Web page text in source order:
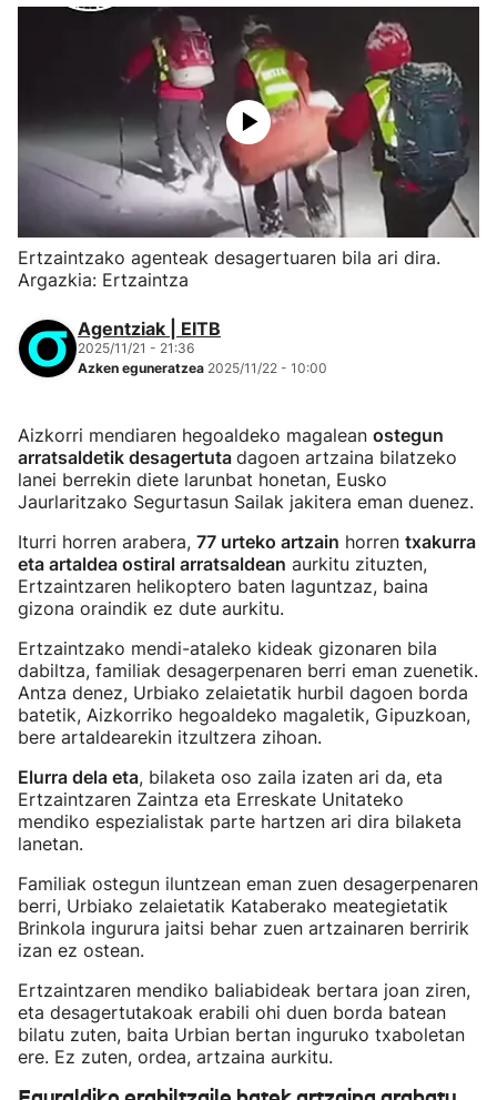
Ertzaintzako agenteak desagertuaren bila ari dira.
Argazkia: Ertzaintza
Agentziak | EITB
2025/11/21 - 21:36
Azken eguneratzea 2025/11/22 - 10:00
Aizkorri mendiaren hegoaldeko magalean ostegun
arratsaldetik desagertuta dagoen artzaina bilatzeko
lanei berrekin diete larunbat honetan, Eusko
Jaurlaritzako Segurtasun Sailak jakitera eman duenez.
Iturri horren arabera, 77 urteko artzain horren txakurra
eta artaldea ostiral arratsaldean aurkitu zituzten,
Ertzaintzaren helikoptero baten laguntzaz, baina
gizona oraindik ez dute aurkitu.
Ertzaintzako mendi-ataleko kideak gizonaren bila
dabiltza, familiak desagerpenaren berri eman zuenetik.
Antza denez, Urbiako zelaietatik hurbil dagoen borda
batetik, Aizkorriko hegoaldeko magaletik, Gipuzkoan,
bere artaldearekin itzultzera zihoan.
Elurra dela eta, bilaketa oso zaila izaten ari da, eta
Ertzaintzaren Zaintza eta Erreskate Unitateko
mendiko espezialistak parte hartzen ari dira bilaketa
lanetan.
Familiak ostegun iluntzean eman zuen desagerpenaren
berri, Urbiako zelaietatik Kataberako meategietatik
Brinkola ingurura jaitsi behar zuen artzainaren berririk
izan ez ostean.
Ertzaintzaren mendiko baliabideak bertara joan ziren,
eta desagertutakoak erabili ohi duen borda batean
bilatu zuten, baita Urbian bertan inguruko txaboletan
ere. Ez zuten, ordea, artzaina aurkitu.